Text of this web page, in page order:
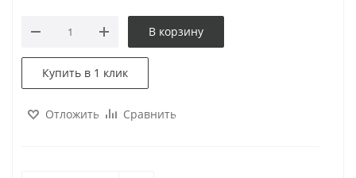
В корзину
Купить в 1 клик
Отложить Сравнить